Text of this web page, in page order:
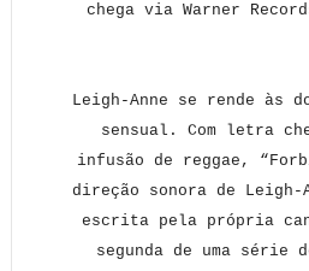
chega via Warner
Leigh-Anne se rende às
sensual. Com letra
infusão de reggae,
direção sonora de
escrita pela própria
segunda de uma